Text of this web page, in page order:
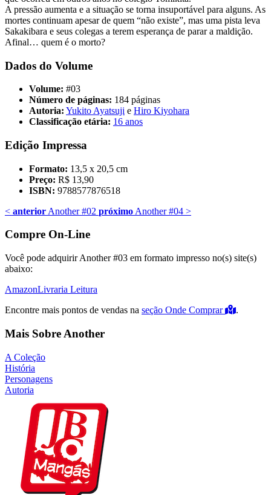
A pressão aumenta e a situação se torna insuportável para alguns. As
mortes continuam apesar de quem “não existe”, mas uma pista leva
Sakakibara e seus colegas a terem esperança de parar a maldição.
Afinal… quem é o morto?
Dados do Volume
Volume: #03
Número de páginas: 184 páginas
Autoria: Yukito Ayatsuji e Hiro Kiyohara
Classificação etária: 16 anos
Edição Impressa
Formato: 13,5 x 20,5 cm
Preço: R$ 13,90
ISBN: 9788577876518
< anterior Another #02 próximo Another #04 >
Compre On-Line
Você pode adquirir Another #03 em formato impresso no(s) site(s)
abaixo:
AmazonLivraria Leitura
Encontre mais pontos de vendas na seção Onde Comprar .
Mais Sobre Another
A Coleção
História
Personagens
Autoria